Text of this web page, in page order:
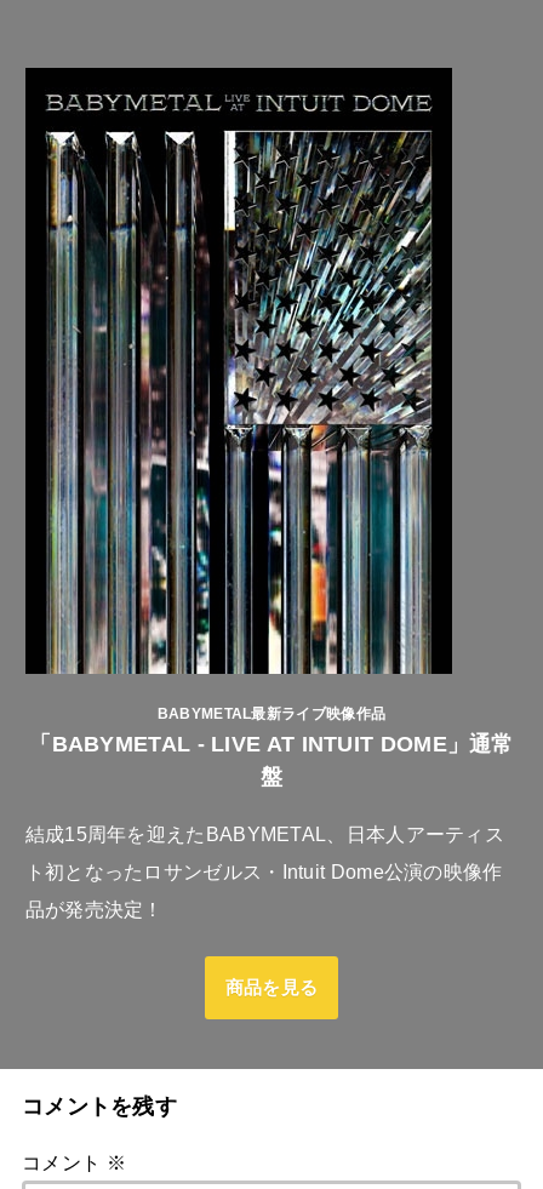
BABYMETAL最新ライブ映像作品
「BABYMETAL - LIVE AT INTUIT DOME」通常
盤
結成15周年を迎えたBABYMETAL、日本人アーティス
ト初となったロサンゼルス・Intuit Dome公演の映像作
品が発売決定！
商品を見る
コメントを残す
コメント ※